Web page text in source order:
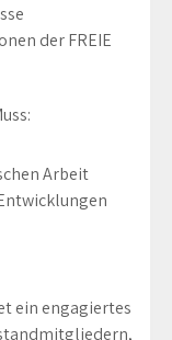
der FREIE
Arbeit
ein engagiertes